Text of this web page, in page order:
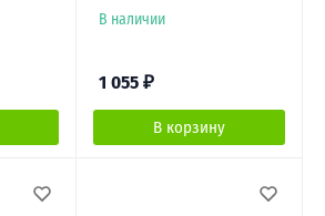
В наличии
1 055 ₽
В корзину